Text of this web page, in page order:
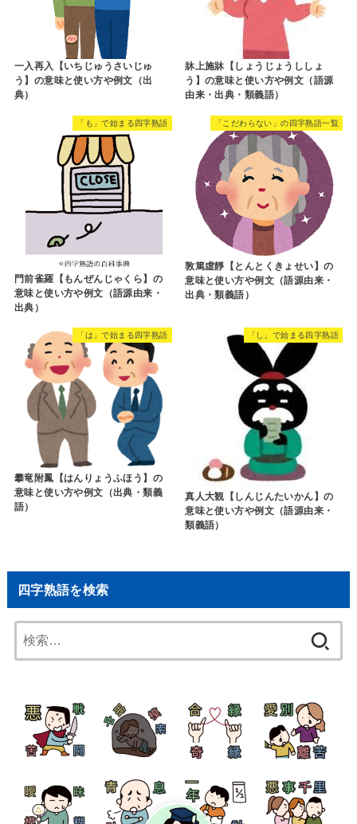
一入再入【いちじゅうさいじゅ
う】の意味と使い方や例文（出
典）
牀上施牀【しょうじょうししょ
う】の意味と使い方や例文（語源
由来・出典・類義語）
「も」で始まる四字熟語
門前雀羅【もんぜんじゃくら】の
意味と使い方や例文（語源由来・
出典）
「こだわらない」の四字熟語一覧
敦篤虛靜【とんとくきょせい】の
意味と使い方や例文（語源由来・
出典・類義語）
「は」で始まる四字熟語
攀竜附鳳【はんりょうふほう】の
意味と使い方や例文（出典・類義
語）
「し」で始まる四字熟語
真人大観【しんじんたいかん】の
意味と使い方や例文（語源由来・
類義語）
四字熟語を検索
索: